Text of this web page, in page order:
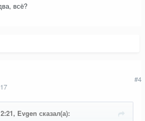
всё?
#4
Evgen сказал(а):